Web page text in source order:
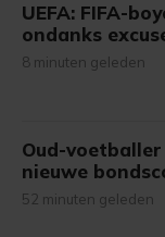
UEFA: FIFA-
ondanks
8 minuten geleden
Oud-
nieuwe
52 minuten geleden